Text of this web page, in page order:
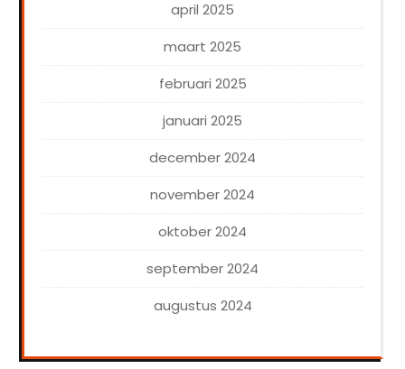
april 2025
maart 2025
februari 2025
januari 2025
december 2024
november 2024
oktober 2024
september 2024
augustus 2024